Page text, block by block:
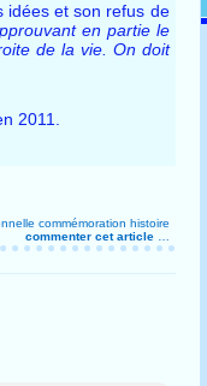
idées et son refus de
en partie le
de la vie. On doit
2011.
commémoration histoire
commenter cet article …